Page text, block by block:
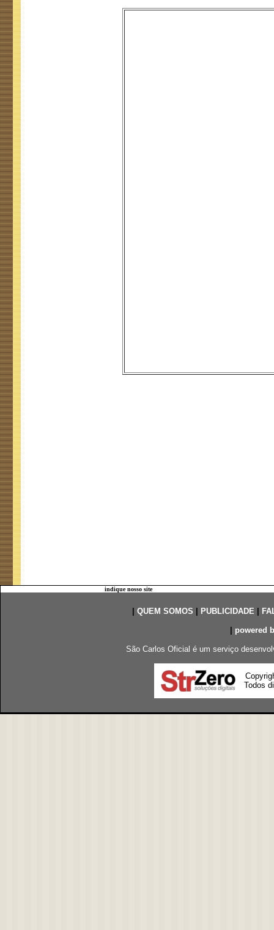
indique nosso site
QUEM SOMOS PUBLICIDADE|
powered
São Carlos Oficial é um serviço
Todos